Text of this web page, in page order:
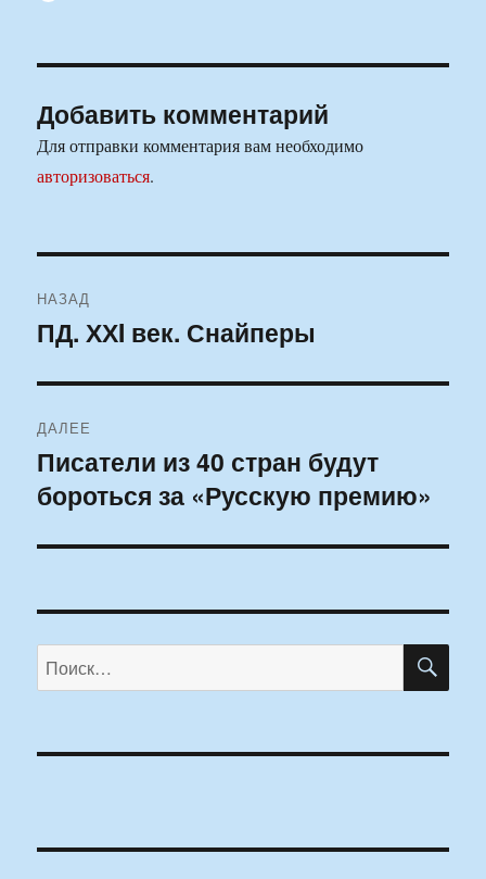
Добавить комментарий
Для отправки комментария вам необходимо
авторизоваться.
по
НАЗАД
Предыдущая
ПД. ХХI век. Снайперы
ДАЛЕЕ
Следующая
запись:
Писатели из 40 стран будут
бороться за «Русскую премию»
Искать: